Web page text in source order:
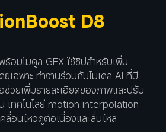
D8
อมโมดูล GEX ใช้ชิปสำหรับเพิ่ม
เฉพาะ ทำงานร่วมกับโมเดล AI ที่มี
ช่วยเพิ่มรายละเอียดของภาพและปรับ
เทคโนโลยี motion interpolation
ลื่อนไหวดูต่อเนื่องและลื่นไหล